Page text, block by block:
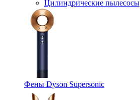
Цилиндрические пылесосы
Фены Dyson Supersonic